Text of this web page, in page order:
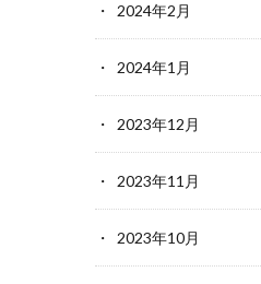
2024年2月
2024年1月
2023年12月
2023年11月
2023年10月